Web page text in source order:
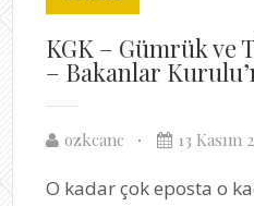
KGK – Gümrük ve
– Bakanlar
ozkcanc 13 Kasım
O kadar çok eposta o